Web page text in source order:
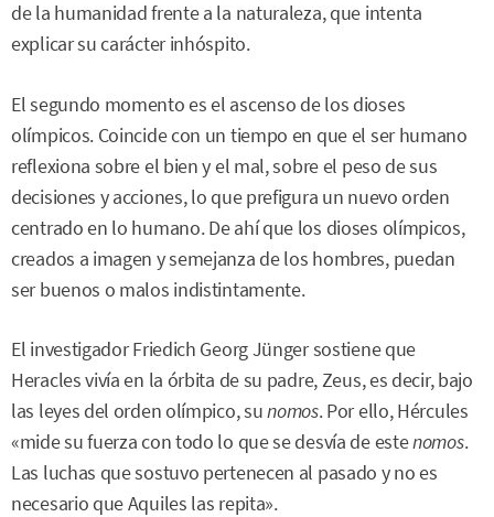
de la humanidad frente a la naturaleza, que intenta
explicar su carácter inhóspito.
El segundo momento es el ascenso de los dioses
olímpicos. Coincide con un tiempo en que el ser humano
reflexiona sobre el bien y el mal, sobre el peso de sus
decisiones y acciones, lo que prefigura un nuevo orden
centrado en lo humano. De ahí que los dioses olímpicos,
creados a imagen y semejanza de los hombres, puedan
ser buenos o malos indistintamente.
El investigador Friedich Georg Jünger sostiene que
Heracles vivía en la órbita de su padre, Zeus, es decir, bajo
las leyes del orden olímpico, sunomos. Por ello, Hércules
«mide su fuerza con todo lo que se desvía de estenomos.
Las luchas que sostuvo pertenecen al pasado y no es
necesario que Aquiles las repita».